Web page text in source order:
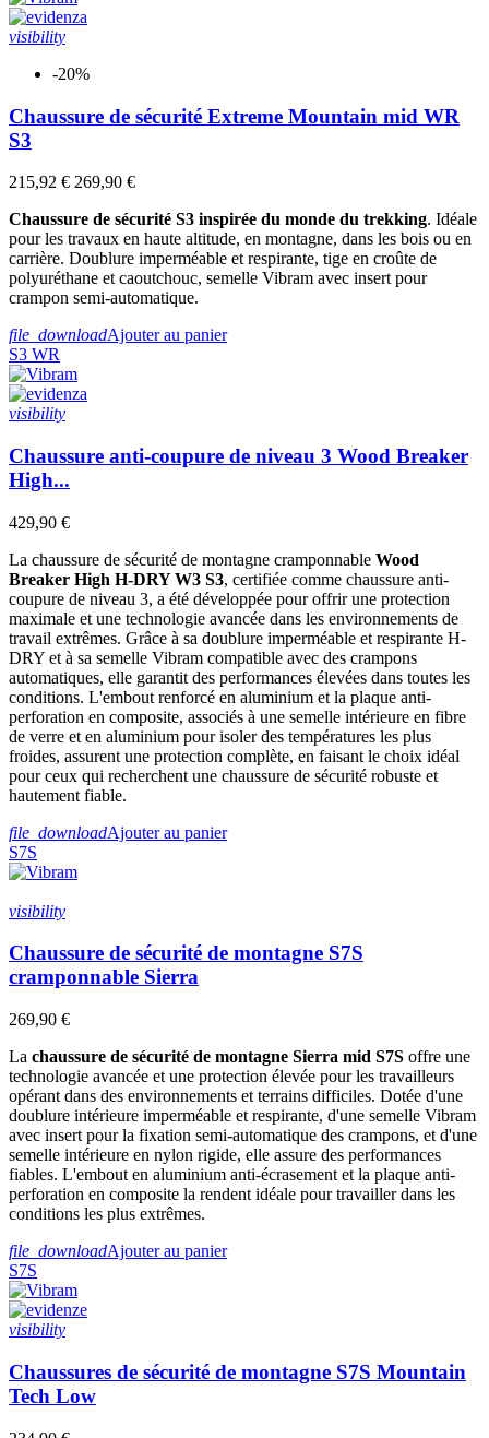
visibility
-20%
Chaussure de sécurité Extreme Mountain mid WR
S3
215,92 € 269,90 €
Chaussure de sécurité S3 inspirée du monde du trekking. Idéale
pour les travaux en haute altitude, en montagne, dans les bois ou en
carrière. Doublure imperméable et respirante, tige en croûte de
polyuréthane et caoutchouc, semelle Vibram avec insert pour
crampon semi-automatique.
file_downloadAjouter au panier
S3 WR
visibility
Chaussure anti-coupure de niveau 3 Wood Breaker
High...
429,90 €
La chaussure de sécurité de montagne cramponnable Wood
Breaker High H-DRY W3 S3, certifiée comme chaussure anti-
coupure de niveau 3, a été développée pour offrir une protection
maximale et une technologie avancée dans les environnements de
travail extrêmes. Grâce à sa doublure imperméable et respirante H-
DRY et à sa semelle Vibram compatible avec des crampons
automatiques, elle garantit des performances élevées dans toutes les
conditions. L'embout renforcé en aluminium et la plaque anti-
perforation en composite, associés à une semelle intérieure en fibre
de verre et en aluminium pour isoler des températures les plus
froides, assurent une protection complète, en faisant le choix idéal
pour ceux qui recherchent une chaussure de sécurité robuste et
hautement fiable.
file_downloadAjouter au panier
S7S
visibility
Chaussure de sécurité de montagne S7S
cramponnable Sierra
269,90 €
La chaussure de sécurité de montagne Sierra mid S7S offre une
technologie avancée et une protection élevée pour les travailleurs
opérant dans des environnements et terrains difficiles. Dotée d'une
doublure intérieure imperméable et respirante, d'une semelle Vibram
avec insert pour la fixation semi-automatique des crampons, et d'une
semelle intérieure en nylon rigide, elle assure des performances
fiables. L'embout en aluminium anti-écrasement et la plaque anti-
perforation en composite la rendent idéale pour travailler dans les
conditions les plus extrêmes.
file_downloadAjouter au panier
S7S
visibility
Chaussures de sécurité de montagne S7S Mountain
Tech Low